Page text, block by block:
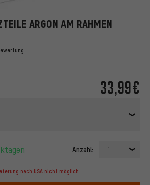
ARGON AM RAHMEN
33,99€
Anzahl: 1
nach USA nicht möglich